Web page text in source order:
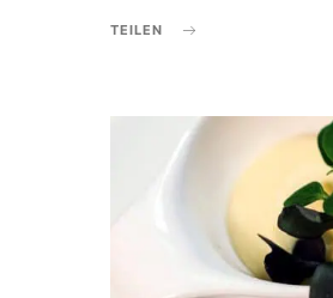
TEILEN